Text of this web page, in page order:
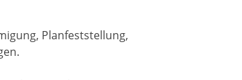
Planfeststellung,